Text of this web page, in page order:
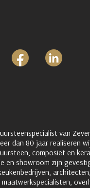
van
dan 80 jaar realiseren
composiet en
en showroom zijn
architecten,